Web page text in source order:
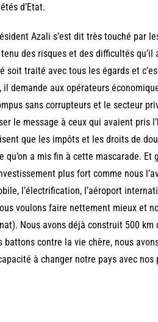
d’Etat.
Azali s’est dit très touché par
des risques et des difficultés
traité avec tous les égards et
il demande aux opérateurs
sans corrupteurs et le secteur
le message à ceux qui avaient pris
que les impôts et les droits de
qu’on a mis fin à cette mascarade. Et
plus fort comme nous
l’électrification, l’aéroport
voulons faire nettement mieux et
Nous avons déjà construit 500
battons contre la vie chère, nous
à changer notre pays avec nos